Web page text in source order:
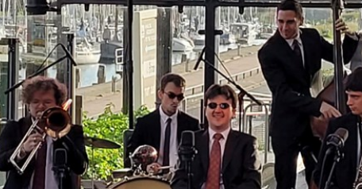
Enkhuizen und
Sehen
Was kann man
Planen
Touristische